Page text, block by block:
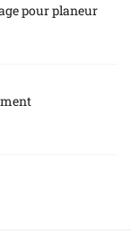
pour planeur